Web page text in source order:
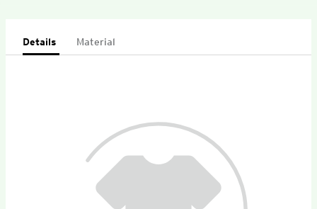
Details Material